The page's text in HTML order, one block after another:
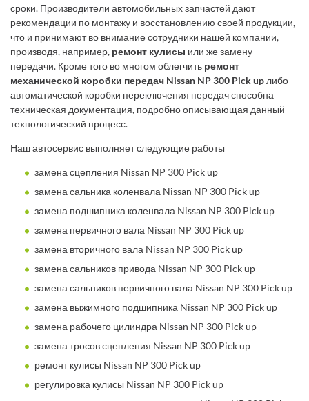
сроки. Производители автомобильных запчастей дают
рекомендации по монтажу и восстановлению своей продукции,
что и принимают во внимание сотрудники нашей компании,
производя, например, ремонт кулисы или же замену
передачи. Кроме того во многом облегчить ремонт
механической коробки передач Nissan NP 300 Pick up либо
автоматической коробки переключения передач способна
техническая документация, подробно описывающая данный
технологический процесс.
Наш автосервис выполняет следующие работы
замена сцепления Nissan NP 300 Pick up
замена сальника коленвала Nissan NP 300 Pick up
замена подшипника коленвала Nissan NP 300 Pick up
замена первичного вала Nissan NP 300 Pick up
замена вторичного вала Nissan NP 300 Pick up
замена сальников привода Nissan NP 300 Pick up
замена сальников первичного вала Nissan NP 300 Pick up
замена выжимного подшипника Nissan NP 300 Pick up
замена рабочего цилиндра Nissan NP 300 Pick up
замена тросов сцепления Nissan NP 300 Pick up
ремонт кулисы Nissan NP 300 Pick up
регулировка кулисы Nissan NP 300 Pick up